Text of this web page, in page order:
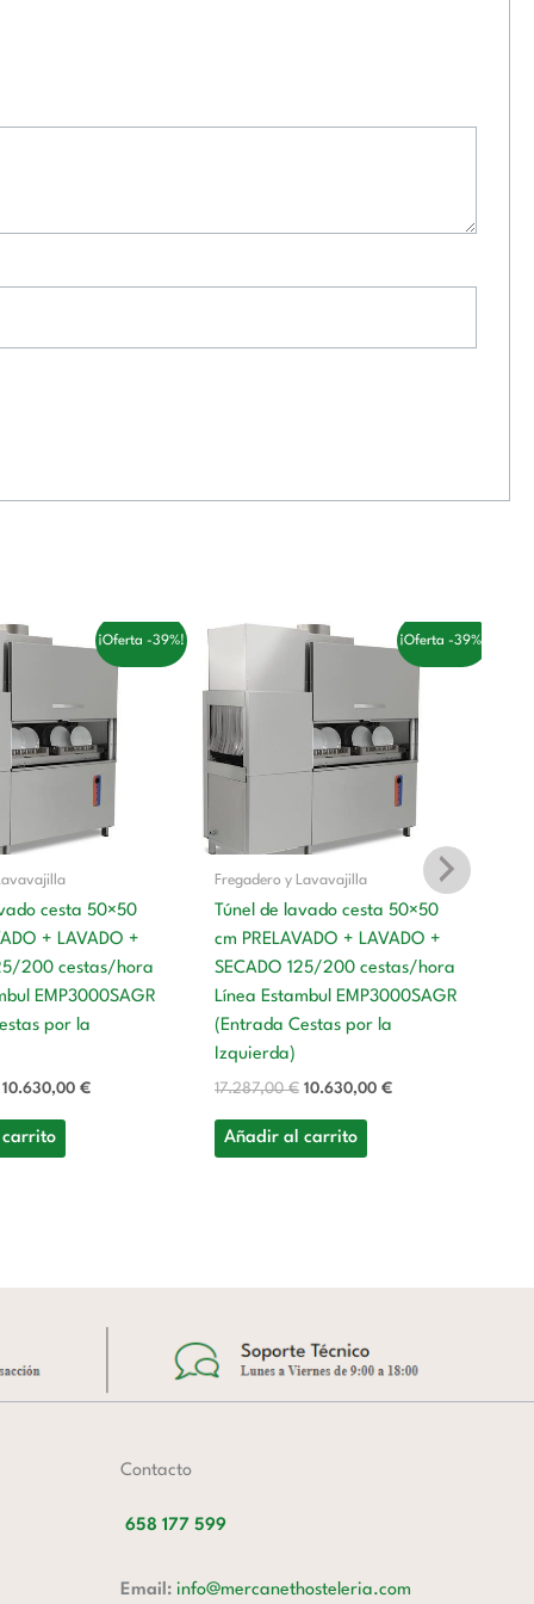
¡Oferta -39%!
cesta 50×50
+ LAVADO +
200 cestas/hora
EMP3000SAGR
por la
El
precio
era:
17.287,00 €.
10.630,00 €
El
precio
10.630,00 €.
¡Oferta -39%!
Fregadero y Lavavajilla
Túnel de lavado cesta 50×50
cm PRELAVADO + LAVADO +
SECADO 125/200 cestas/hora
Línea Estambul EMP3000SAGR
(Entrada Cestas por la
Izquierda)
17.287,00€
El
precio
era:
17.287,00 €.
10.630,00 €
El
precio
10.630,00 €.
Añadir al carrito
Contacto
658 177 599
Email: info@mercanethosteleria.com